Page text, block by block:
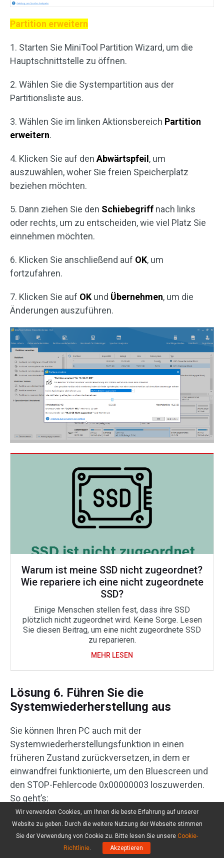
Partition erweitern
1. Starten Sie MiniTool Partition Wizard, um die
Hauptschnittstelle zu öffnen.
2. Wählen Sie die Systempartition aus der
Partitionsliste aus.
3. Wählen Sie im linken Aktionsbereich Partition
erweitern.
4. Klicken Sie auf denAbwärtspfeil , um
auszuwählen, woher Sie freien Speicherplatz
beziehen möchten.
5. Dann ziehen Sie den Schiebegriff nach links
oder rechts, um zu entscheiden, wie viel Platz Sie
einnehmen möchten.
6. Klicken Sie anschließend auf OK, um
fortzufahren.
7. Klicken Sie auf OK und Übernehmen, um die
Änderungen auszuführen.
Warum ist meine SSD nicht zugeordnet?
Wie repariere ich eine nicht zugeordnete
SSD?
Einige Menschen stellen fest, dass ihre SSD
plötzlich nicht zugeordnet wird. Keine Sorge. Lesen
Sie diesen Beitrag, um eine nicht zugeordnete SSD
zu reparieren.
MEHR LESEN
Lösung 6. Führen Sie die
Systemwiederherstellung aus
Sie können Ihren PC auch mit der
Systemwiederherstellungsfunktion in einen
früheren Zustand zurückversetzen, in dem er
einwandfrei funktionierte, um den Bluescreen und
den STOP-Fehlercode 0x00000003 loszuwerden.
So geht’s:
1. Wiederholen Sie die ersten vier Schritte der
Lösung 1, um auf den BildschirmErweiterte
zuzugreifen.
Wir verwenden Cookies, um Ihnen die beste Erfahrung auf unserer
Website zu geben. Durch die weitere Nutzung der Webseite stimmen
Sie der Verwendung von Cookie zu. Bitte lesen Sie unsere Cookie-
Richtlinie. Akzeptieren